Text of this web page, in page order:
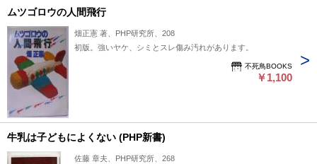
ムツゴロウの人間飛行
畑正憲 著、PHP研究所、208
初版。強いヤケ、シミとスレ傷み汚れがあります。
不死鳥BOOKS
￥1,100
牛乳は子どもによくない (PHP新書)
佐藤 章夫、PHP研究所、268